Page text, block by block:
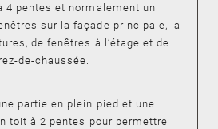
4 pentes et normalement un
sur la façade principale, la
de fenêtres à l’étage et de
de-chaussée.
partie en plein pied et une
toit à 2 pentes pour permettre